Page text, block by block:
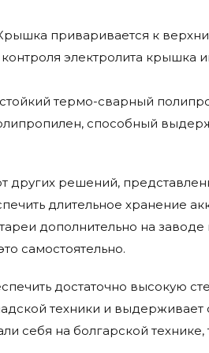
приваривается к
электролита крышка
термо-сварный
способный
других решений,
длительное хранение
дополнительно на заводе
самостоятельно.
достаточно высокую
техники и
себя на болгарской